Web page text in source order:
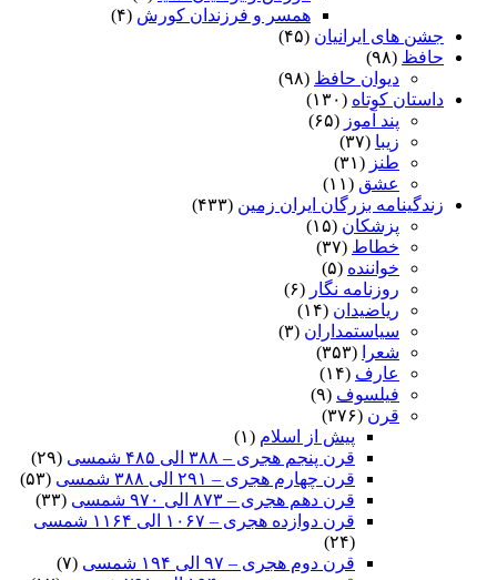
همسر و فرزندان کورش (۴)
جشن های ایرانیان (۴۵)
حافظ (۹۸)
دیوان حافظ (۹۸)
داستان کوتاه (۱۳۰)
پند آموز (۶۵)
زیبا (۳۷)
طنز (۳۱)
عشق (۱۱)
زندگینامه بزرگان ایران زمین (۴۳۳)
پزشکان (۱۵)
خطاط (۳۷)
خواننده (۵)
روزنامه نگار (۶)
ریاضیدان (۱۴)
سیاستمداران (۳)
شعرا
(۳۵۳)
عارف (۱۴)
فیلسوف (۹)
قرن (۳۷۶)
پیش از اسلام (۱)
قرن پنجم هجری – ۳۸۸ الی ۴۸۵ شمسی
(۲۹)
قرن چهارم هجری – ۲۹۱ الی ۳۸۸ شمسی
(۵۳)
قرن دهم هجری – ۸۷۳ الی ۹۷۰ شمسی
(۳۳)
قرن دوازده هجری – ۱۰۶۷ الی ۱۱۶۴ شمسی
(۲۴)
قرن دوم هجری – ۹۷ الی ۱۹۴ شمسی
(۷)